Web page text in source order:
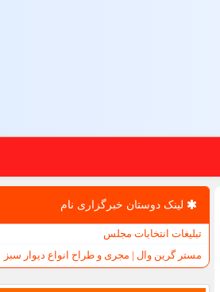
لینک دوستان خبرگزاری نام
تبلیغات انتخابات مجلس
مستر گرین وال | مجری و طراح انواع دیوار سبز